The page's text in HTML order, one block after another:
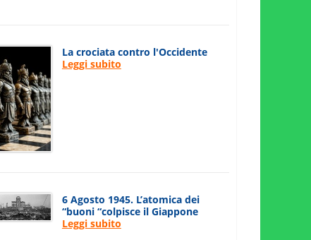
La crociata contro l'Occidente
Leggi subito
6 Agosto 1945. L’atomica dei
“buoni “colpisce il Giappone
Leggi subito